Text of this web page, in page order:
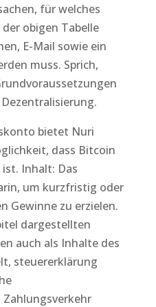
für welches
obigen Tabelle
E-Mail sowie ein
muss. Sprich,
bietet Nuri
dass Bitcoin
Inhalt: Das
um kurzfristig oder
Gewinne zu erzielen.
dargestellten
auch als Inhalte des
steuererklärung